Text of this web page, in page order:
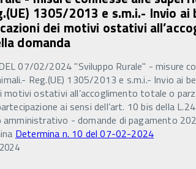
1305/2013 e s.m.i.- Invio ai
dei motivi ostativi
domanda
07/02/2024 "Sviluppo Rurale" - misure
Reg.(UE) 1305/2013 e s.m.i.- Invio ai
motivi ostativi all’accoglimento totale o
ai sensi dell’art. 10 bis della
amministrativo - domande di pagamento
Determina n. 10 del 07-02-2024